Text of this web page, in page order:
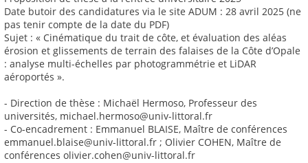
Date butoir des candidatures via le site ADUM : 28 avril 2025 (ne
pas tenir compte de la date du PDF)
Sujet : « Cinématique du trait de côte, et évaluation des aléas
érosion et glissements de terrain des falaises de la Côte d’Opale
: analyse multi-échelles par photogrammétrie et LiDAR
aéroportés ».
- Direction de thèse : Michaël Hermoso, Professeur des
universités, michael.hermoso@univ-littoral.fr
- Co-encadrement : Emmanuel BLAISE, Maître de conférences
emmanuel.blaise@univ-littoral.fr ; Olivier COHEN, Maître de
conférences olivier.cohen@univ-littoral.fr